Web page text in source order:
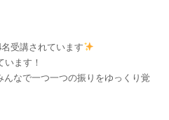
受講されています
ます！
なで一つ一つの振りをゆっくり覚